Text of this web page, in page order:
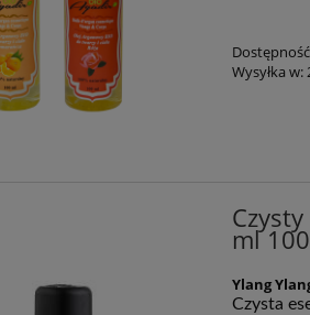
Wysyłka w:
ml
Ylang
Czy­sta